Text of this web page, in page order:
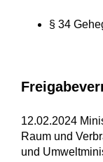
§ 34
12.02.2024
Raum und
und